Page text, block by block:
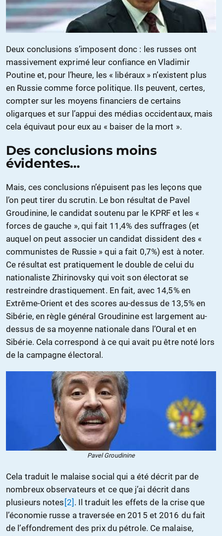
Deux conclusions s’imposent donc : les russes ont
massivement exprimé leur confiance en Vladimir
Poutine et, pour l’heure, les « libéraux » n’existent plus
en Russie comme force politique. Ils peuvent, certes,
compter sur les moyens financiers de certains
oligarques et sur l’appui des médias occidentaux, mais
cela équivaut pour eux au « baiser de la mort ».
Des conclusions moins
évidentes…
Mais, ces conclusions n’épuisent pas les leçons que
l’on peut tirer du scrutin. Le bon résultat de Pavel
Groudinine, le candidat soutenu par le KPRF et les «
forces de gauche », qui fait 11,4% des suffrages (et
auquel on peut associer un candidat dissident des «
communistes de Russie » qui a fait 0,7%) est à noter.
Ce résultat est pratiquement le double de celui du
nationaliste Zhirinovsky qui voit son électorat se
restreindre drastiquement. En fait, avec 14,5% en
Extrême-Orient et des scores au-dessus de 13,5% en
Sibérie, en règle général Groudinine est largement au-
dessus de sa moyenne nationale dans l’Oural et en
Sibérie. Cela correspond à ce qui avait pu être noté lors
de la campagne électoral.
Pavel Groudinine
Cela traduit le malaise social qui a été décrit par de
nombreux observateurs et ce que j’ai décrit dans
plusieurs notes [2] . Il traduit les effets de la crise que
l’économie russe a traversée en 2015 et 2016 du fait
de l’effondrement des prix du pétrole. Ce malaise,